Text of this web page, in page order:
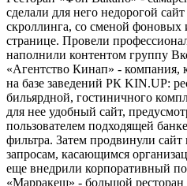
сделали для него недорогой
скроллинга, со сменой фоновых
странице. Провели
наполнили контентом группу
«Агентство Кинап» - компания,
на базе заведений РК KIN.UP:
бильярдной, гостиничного
для нее удобный сайт,
пользователем подходящей
фильтра. Затем продвинули
запросам, касающимся
еще внедрили корпоративный
«Марракеш» - большой